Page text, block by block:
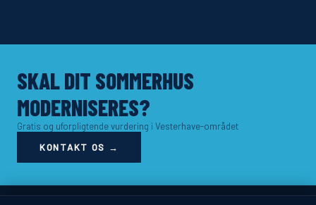
SKAL DIT SOMMERHUS
MODERNISERES?
Gratis og uforpligtende vurdering i Vesterhave-området
KONTAKT OS →